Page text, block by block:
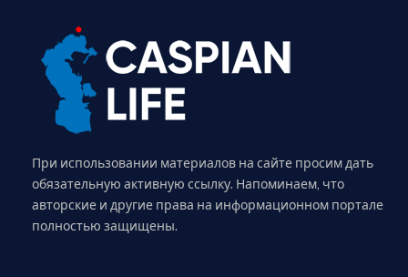
При использовании материалов на сайте просим дать
обязательную активную ссылку. Напоминаем, что
авторские и другие права на информационном портале
полностью защищены.